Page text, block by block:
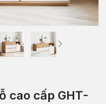
cao cấp GHT-